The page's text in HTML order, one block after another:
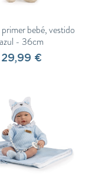
bebé, vestido
azul - 36cm
29,99 €
estaremos
con
con
de agosto